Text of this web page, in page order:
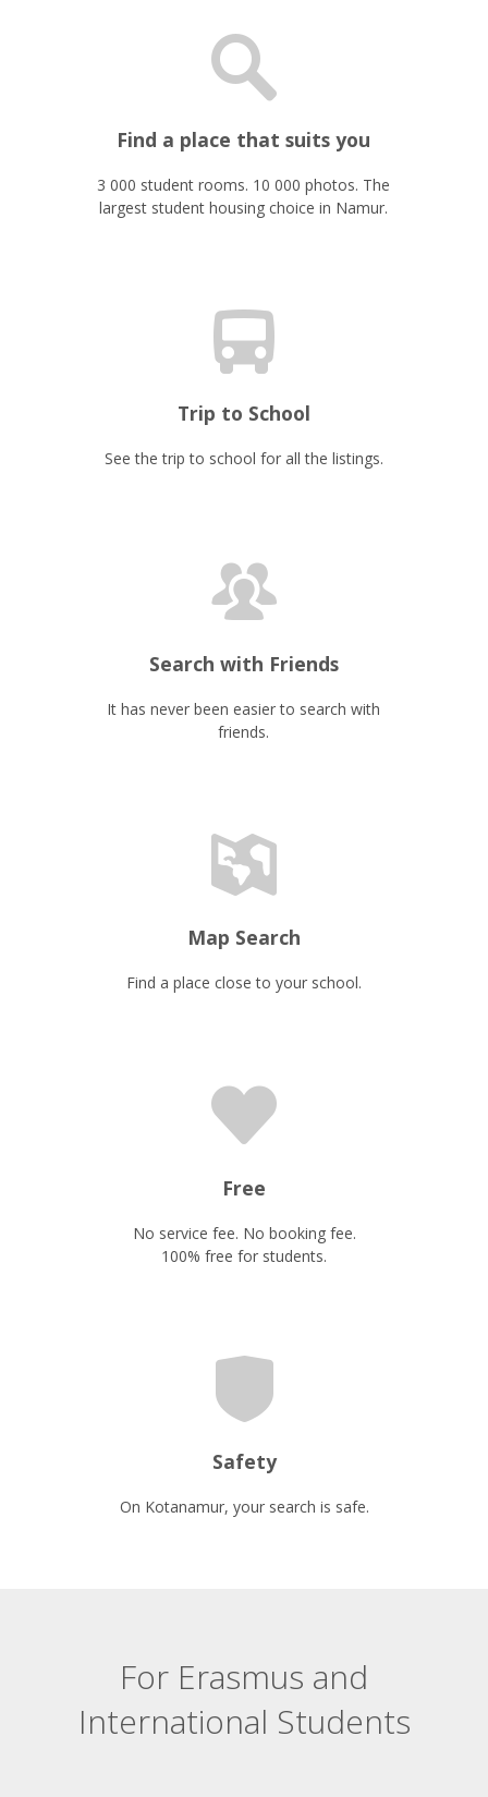
Find a place that suits you
3 000 student rooms. 10 000 photos. The
largest student housing choice in Namur.
Trip to School
See the trip to school for all the listings.
Search with Friends
It has never been easier to search with
friends.
Map Search
Find a place close to your school.
Free
No service fee. No booking fee.
100% free for students.
Safety
On Kotanamur, your search is safe.
For Erasmus and
International Students